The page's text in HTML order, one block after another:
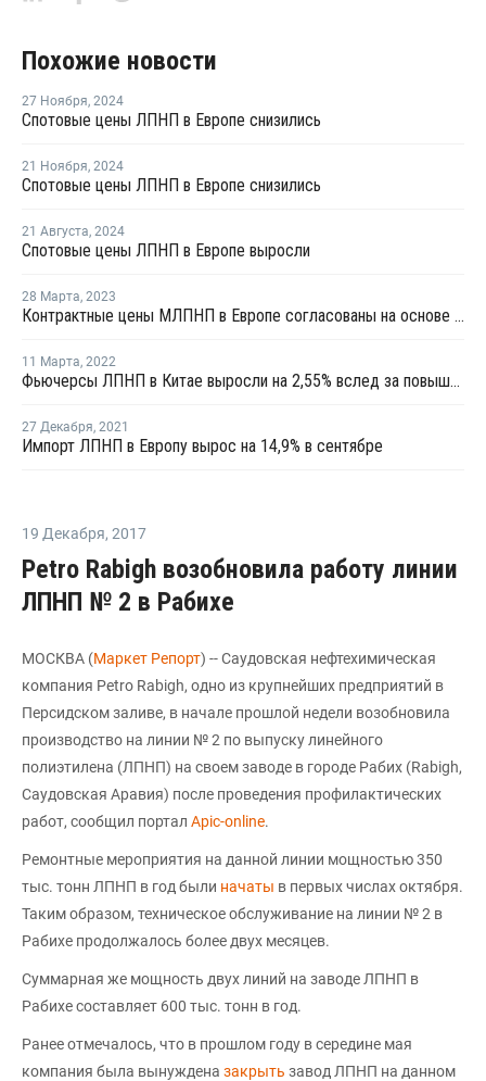
Похожие новости
27 Ноября, 2024
Спотовые цены ЛПНП в Европе снизились
21 Ноября, 2024
Спотовые цены ЛПНП в Европе снизились
21 Августа, 2024
Спотовые цены ЛПНП в Европе выросли
28 Марта, 2023
Контрактные цены МЛПНП в Европе согласованы на основе сочетания пролонгаций и повышений
11 Марта, 2022
Фьючерсы ЛПНП в Китае выросли на 2,55% вслед за повышением котировок сырой нефти
27 Декабря, 2021
Импорт ЛПНП в Европу вырос на 14,9% в сентябре
19 Декабря, 2017
Petro Rabigh возобновила работу линии
ЛПНП № 2 в Рабихе
МОСКВА (Маркет Репорт) -- Саудовская нефтехимическая
компания Petro Rabigh, одно из крупнейших предприятий в
Персидском заливе, в начале прошлой недели возобновила
производство на линии № 2 по выпуску линейного
полиэтилена (ЛПНП) на своем заводе в городе Рабих (Rabigh,
Саудовская Аравия) после проведения профилактических
работ, сообщил портал Apic-online.
Ремонтные мероприятия на данной линии мощностью 350
тыс. тонн ЛПНП в год были начаты в первых числах октября.
Таким образом, техническое обслуживание на линии № 2 в
Рабихе продолжалось более двух месяцев.
Суммарная же мощность двух линий на заводе ЛПНП в
Рабихе составляет 600 тыс. тонн в год.
Ранее отмечалось, что в прошлом году в середине мая
компания была вынуждена закрыть завод ЛПНП на данном